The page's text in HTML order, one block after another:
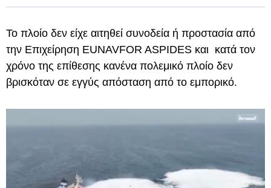
Το πλοίο δεν είχε αιτηθεί συνοδεία ή προστασία από
την Επιχείρηση EUNAVFOR ASPIDES και κατά τον
χρόνο της επίθεσης κανένα πολεμικό πλοίο δεν
βρισκόταν σε εγγύς απόσταση από το εμπορικό.